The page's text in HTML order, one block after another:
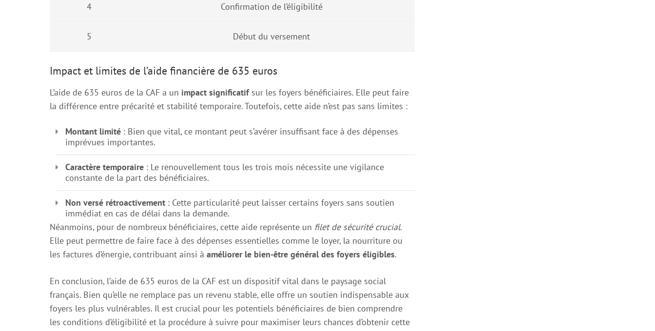
4 Confirmation de l’éligibilité
5 Début du versement
Impact et limites de l’aide financière de 635 euros
L’aide de 635 euros de la CAF a un impact significatifsur les foyers bénéficiaires. Elle peut faire
la différence entre précarité et stabilité temporaire. Toutefois, cette aide n’est pas sans limites :
Montant limité : Bien que vital, ce montant peut s’avérer insuffisant face à des dépenses
imprévues importantes.
Caractère temporaire : Le renouvellement tous les trois mois nécessite une vigilance
constante de la part des bénéficiaires.
Non versé rétroactivement : Cette particularité peut laisser certains foyers sans soutien
immédiat en cas de délai dans la demande.
Néanmoins, pour de nombreux bénéficiaires, cette aide représente un filet de sécurité crucial.
Elle peut permettre de faire face à des dépenses essentielles comme le loyer, la nourriture ou
les factures d’énergie, contribuant ainsi à améliorer le bien-être général des foyers éligibles.
En conclusion, l’aide de 635 euros de la CAF est un dispositif vital dans le paysage social
français. Bien qu’elle ne remplace pas un revenu stable, elle offre un soutien indispensable aux
foyers les plus vulnérables. Il est crucial pour les potentiels bénéficiaires de bien comprendre
les conditions d’éligibilité et la procédure à suivre pour maximiser leurs chances d’obtenir cette